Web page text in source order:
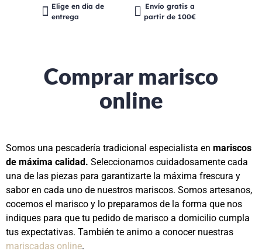
Elige en día de
entrega
Envío gratis a
partir de 100€
Comprar marisco
online
Somos una pescadería tradicional especialista en mariscos
de máxima calidad. Seleccionamos cuidadosamente cada
una de las piezas para garantizarte la máxima frescura y
sabor en cada uno de nuestros mariscos. Somos artesanos,
cocemos el marisco y lo preparamos de la forma que nos
indiques para que tu pedido de marisco a domicilio cumpla
tus expectativas. También te animo a conocer nuestras
mariscadas online.